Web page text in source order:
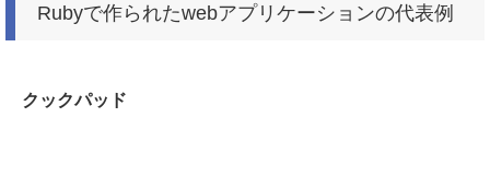
Rubyで作られたwebアプリケーションの代表例
クックパッド